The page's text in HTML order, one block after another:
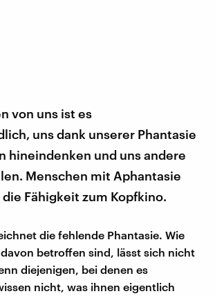
von uns ist es
uns dank unserer Phantasie
hineindenken und uns andere
Menschen mit Aphantasie
Fähigkeit zum Kopfkino.
die fehlende Phantasie. Wie
betroffen sind, lässt sich nicht
diejenigen, bei denen es
nicht, was ihnen eigentlich